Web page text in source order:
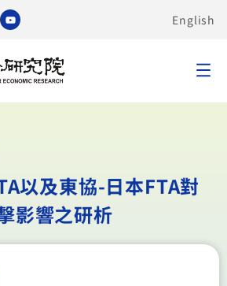
English
以及東協-日本FTA對
影響之研析